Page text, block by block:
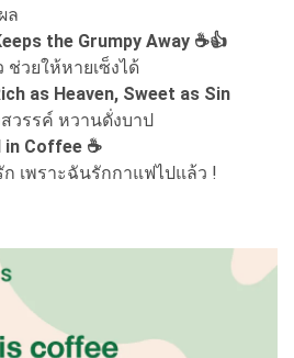
ล
the Grumpy Away ☕👍
วยให้หายเซ็งได้
as Heaven, Sweet as Sin
วรรค์ หวานดั่งบาป
in Coffee ☕
เพราะฉันรักกาแฟไปแล้ว !